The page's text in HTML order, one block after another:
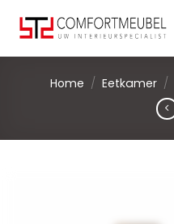
content
Home / Eetkamer /